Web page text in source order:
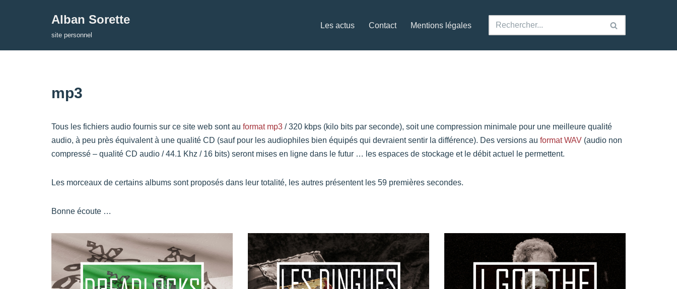
Alban Sorette
site personnel
Les actus Contact Mentions légales
mp3
Tous les fichiers audio fournis sur ce site web sont au format mp3 / 320 kbps (kilo bits par seconde), soit une compression minimale pour une meilleure qualité
audio, à peu près équivalent à une qualité CD (sauf pour les audiophiles bien équipés qui devraient sentir la différence). Des versions au format WAV (audio non
compressé – qualité CD audio / 44.1 Khz / 16 bits) seront mises en ligne dans le futur … les espaces de stockage et le débit actuel le permettent.
Les morceaux de certains albums sont proposés dans leur totalité, les autres présentent les 59 premières secondes.
Bonne écoute …